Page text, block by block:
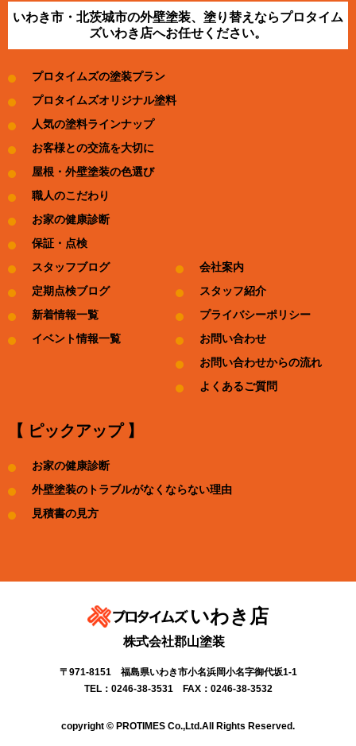
いわき市・北茨城市の外壁塗装、塗り替えならプロタイム
ズいわき店へお任せください。
プロタイムズの塗装プラン
プロタイムズオリジナル塗料
人気の塗料ラインナップ
お客様との交流を大切に
屋根・外壁塗装の色選び
職人のこだわり
お家の健康診断
保証・点検
スタッフブログ
定期点検ブログ
新着情報一覧
イベント情報一覧
会社案内
スタッフ紹介
プライバシーポリシー
お問い合わせ
お問い合わせからの流れ
よくあるご質問
【 ピックアップ 】
お家の健康診断
外壁塗装のトラブルがなくならない理由
見積書の見方
いわき店
株式会社郡山塗装
〒971-8151 福島県いわき市小名浜岡小名字御代坂1-1
TEL：0246-38-3531 FAX：0246-38-3532
copyright © PROTIMES Co.,Ltd.All Rights Reserved.